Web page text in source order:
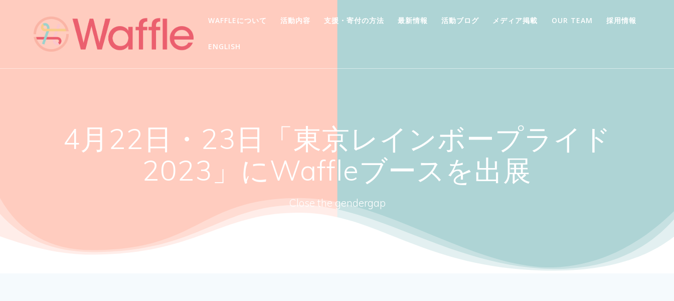
WAFFLEについて 活動内容 支援・寄付の方法 最新情報 活動ブログ メディア掲載 OUR TEAM 採用情報
ENGLISH
4月22日・23日「東京レインボープライド
2023」にWaffleブースを出展
Close the gendergap